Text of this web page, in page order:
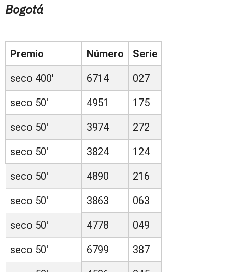
Bogotá
Premio Número
Serie
seco 400'
6714
027
seco 50'
4951
175
seco 50'
3974
272
seco 50'
3824
124
seco 50'
4890
216
seco 50'
3863
063
seco 50'
4778
049
seco 50'
6799
387